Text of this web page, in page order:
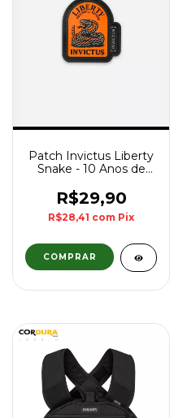
Patch Invictus Liberty
Snake - 10 Anos de
R$29,90
R$28,41 com Pix